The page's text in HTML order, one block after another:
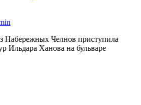
Набережных Челнов приступила
Ильдара Ханова на бульваре